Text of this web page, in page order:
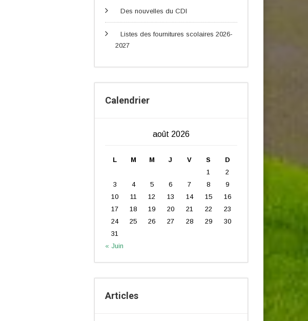
Des nouvelles du CDI
Listes des fournitures scolaires 2026-
2027
Calendrier
août 2026
L M M J V S
D
1
2
3
4 5 6 7 8
9
10
11 12 13 14 15
16
17
18 19 20 21 22
23
24
25 26 27 28 29
30
31
« Juin
Articles